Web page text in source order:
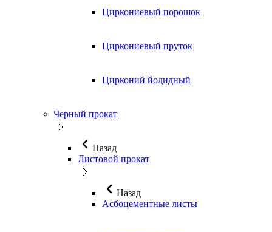
Циркониевый порошок
Циркониевый пруток
Цирконий йодидный
Черный прокат
Назад
Листовой прокат
Назад
Асбоцементные листы